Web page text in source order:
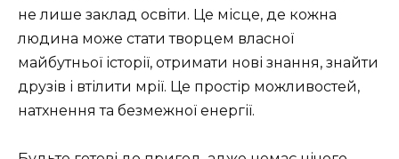
не лише заклад освіти. Це місце, де кожна
людина може стати творцем власної
майбутньої історії, отримати нові знання, знайти
друзів і втілити мрії. Це простір можливостей,
натхнення та безмежної енергії.